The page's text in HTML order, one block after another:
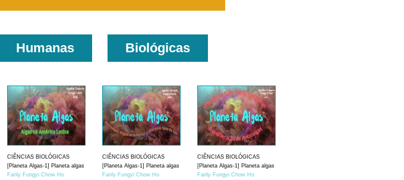
Humanas Biológicas
CIÊNCIAS BIOLÓGICAS
[Planeta Algas-1] Planeta algas
Fanly Fungyi Chow Ho
CIÊNCIAS BIOLÓGICAS
[Planeta Algas-1] Planeta algas
Fanly Fungyi Chow Ho
CIÊNCIAS BIOLÓGICAS
[Planeta Algas-1] Planeta algas
Fanly Fungyi Chow Ho